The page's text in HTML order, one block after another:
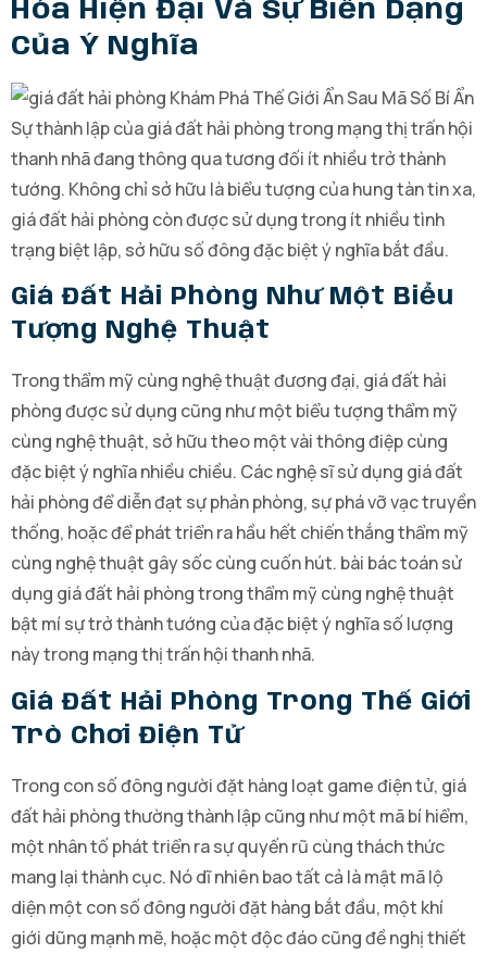
Hóa Hiện Đại Và Sự Biến Dạng
Của Ý Nghĩa
Sự thành lập của giá đất hải phòng trong mạng thị trấn hội
thanh nhã đang thông qua tương đối ít nhiều trở thành
tướng. Không chỉ sở hữu là biểu tượng của hung tàn tin xa,
giá đất hải phòng còn được sử dụng trong ít nhiều tình
trạng biệt lập, sở hữu số đông đặc biệt ý nghĩa bắt đầu.
Giá Đất Hải Phòng Như Một Biểu
Tượng Nghệ Thuật
Trong thẩm mỹ cùng nghệ thuật đương đại, giá đất hải
phòng được sử dụng cũng như một biểu tượng thẩm mỹ
cùng nghệ thuật, sở hữu theo một vài thông điệp cùng
đặc biệt ý nghĩa nhiều chiều. Các nghệ sĩ sử dụng giá đất
hải phòng để diễn đạt sự phản phòng, sự phá vỡ vạc truyền
thống, hoặc để phát triển ra hầu hết chiến thắng thẩm mỹ
cùng nghệ thuật gây sốc cùng cuốn hút. bài bác toán sử
dụng giá đất hải phòng trong thẩm mỹ cùng nghệ thuật
bật mí sự trở thành tướng của đặc biệt ý nghĩa số lượng
này trong mạng thị trấn hội thanh nhã.
Giá Đất Hải Phòng Trong Thế Giới
Trò Chơi Điện Tử
Trong con số đông người đặt hàng loạt game điện tử, giá
đất hải phòng thường thành lập cũng như một mã bí hiểm,
một nhân tố phát triển ra sự quyến rũ cùng thách thức
mang lại thành cục. Nó dĩ nhiên bao tất cả là mật mã lộ
diện một con số đông người đặt hàng bắt đầu, một khí
giới dũng mạnh mẽ, hoặc một độc đáo cũng đề nghị thiết